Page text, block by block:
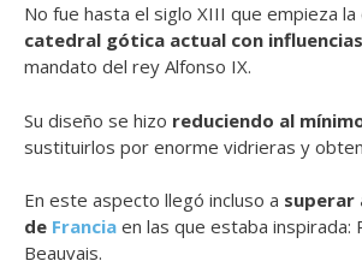
No fue hasta el siglo XIII que empieza la
catedral gótica actual con
mandato del rey Alfonso IX.
Su diseño se hizo reduciendo al
sustituirlos por enorme vidrieras y
En este aspecto llegó incluso a superar
de Francia en las que estaba inspirada:
Beauvais.